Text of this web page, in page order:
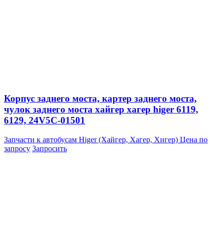
Корпус заднего моста, картер заднего моста,
чулок заднего моста хайгер хагер higer 6119,
6129, 24V5C-01501
Запчасти к автобусам Higer (Хайгер, Хагер, Хигер) Цена по
запросу Запросить